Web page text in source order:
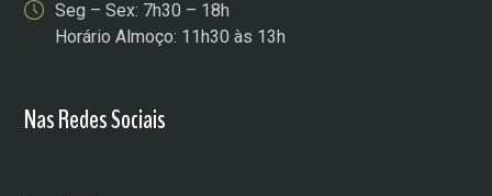
Seg – Sex: 7h30 – 18h
Horário Almoço: 11h30 às 13h
Nas Redes Sociais